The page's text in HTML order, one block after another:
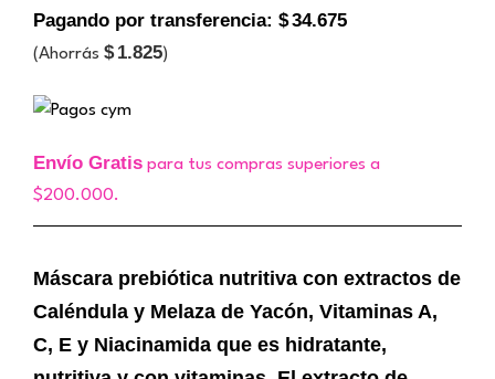
Pagando por transferencia: $34.675
(Ahorrás $ 1.825)
Envío Gratis para tus compras superiores a
$200.000.
Máscara prebiótica nutritiva con extractos de
Caléndula y Melaza de Yacón, Vitaminas A,
C, E y Niacinamida que es hidratante,